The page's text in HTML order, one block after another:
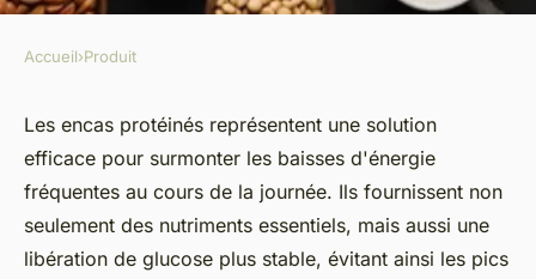
Découvrez les encas protéinés
pour booster votre énergie
admin•15 janvier 2025•5 min de lecture
Accueil›Produit
Les encas protéinés représentent une solution
efficace pour surmonter les baisses d'énergie
fréquentes au cours de la journée. Ils fournissent non
seulement des nutriments essentiels, mais aussi une
libération de glucose plus stable, évitant ainsi les pics